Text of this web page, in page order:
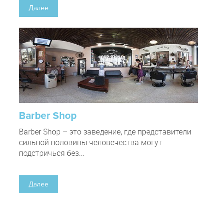
Далее
Barber Shop
Barber Shop – это заведение, где представители
сильной половины человечества могут
подстричься без...
Далее